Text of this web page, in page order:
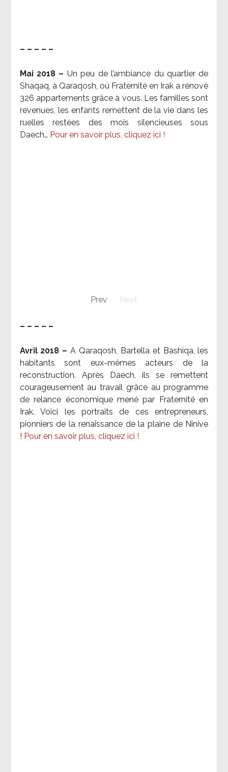
– – – – –
Mai 2018 – Un peu de l’ambiance du quartier de
Shaqaq, à Qaraqosh, où Fraternité en Irak a rénové
326 appartements grâce à vous. Les familles sont
revenues, les enfants remettent de la vie dans les
ruelles restées des mois silencieuses sous
Daech… Pour en savoir plus, cliquez ici !
Prev Next
– – – – –
Avril 2018 –A Qaraqosh, Bartella et Bashiqa, les
habitants sont eux-mêmes acteurs de la
reconstruction. Après Daech, ils se remettent
courageusement au travail grâce au programme
de relance économique mené par Fraternité en
Irak. Voici les portraits de ces entrepreneurs,
pionniers de la renaissance de la plaine de Ninive
! Pour en savoir plus, cliquez ici !